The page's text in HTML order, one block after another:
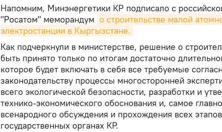
Напомним, Минэнергетики КР подписало с
"Росатом" меморандум о строительстве малой
электростанции в Кыргызстане.
Как подчеркнули в министерстве, решение о
быть принято только по итогам достаточно
которое будет включать в себя все требуемые
законодательству процессы многосторонней
всего экологической безопасности, разработки и
технико-экономического обоснования и, самое
всенародного обсуждения и прохождения всех
государственных органах КР.